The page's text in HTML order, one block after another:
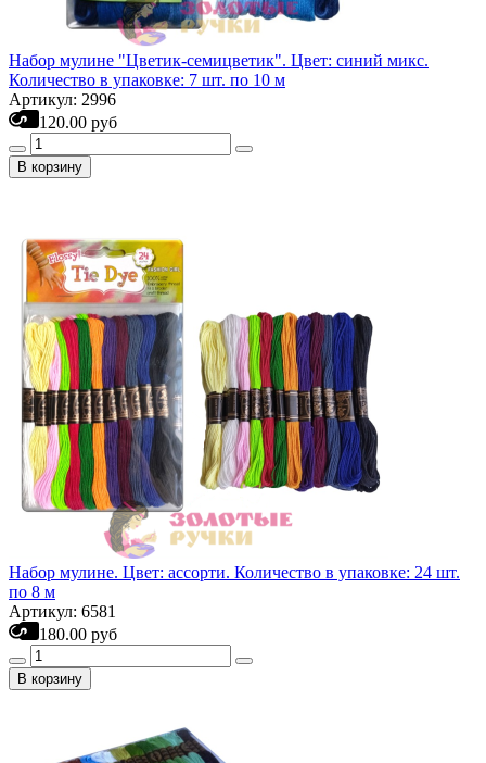
Набор мулине "Цветик-семицветик". Цвет: синий микс.
Количество в упаковке: 7 шт. по 10 м
Артикул: 2996
120.00 руб
В корзину
Набор мулине. Цвет: ассорти. Количество в упаковке: 24 шт.
по 8 м
Артикул: 6581
180.00 руб
В корзину